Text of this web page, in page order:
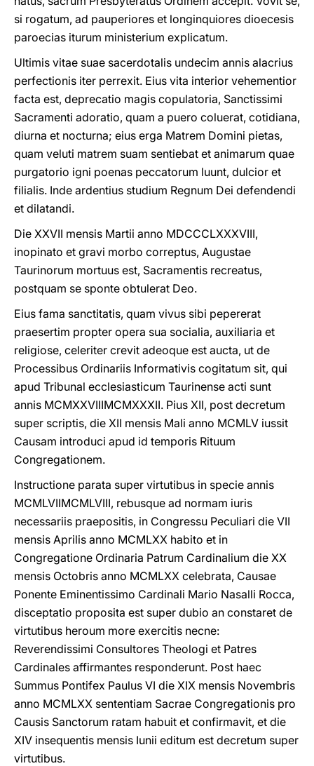
si rogatum, ad pauperiores et longinquiores dioecesis
paroecias iturum ministerium explicatum.
Ultimis vitae suae sacerdotalis undecim annis alacrius
perfectionis iter perrexit. Eius vita interior vehementior
facta est, deprecatio magis copulatoria, Sanctissimi
Sacramenti adoratio, quam a puero coluerat, cotidiana,
diurna et nocturna; eius erga Matrem Domini pietas,
quam veluti matrem suam sentiebat et animarum quae
purgatorio igni poenas peccatorum luunt, dulcior et
filialis. Inde ardentius studium Regnum Dei defendendi
et dilatandi.
Die XXVII mensis Martii anno MDCCCLXXXVIII,
inopinato et gravi morbo correptus, Augustae
Taurinorum mortuus est, Sacramentis recreatus,
postquam se sponte obtulerat Deo.
Eius fama sanctitatis, quam vivus sibi pepererat
praesertim propter opera sua socialia, auxiliaria et
religiose, celeriter crevit adeoque est aucta, ut de
Processibus Ordinariis Informativis cogitatum sit, qui
apud Tribunal ecclesiasticum Taurinense acti sunt
annis MCMXXVIII­MCMXXXII. Pius XII, post decretum
super scriptis, die XII mensis Mali anno MCMLV iussit
Causam introduci apud id temporis Rituum
Congregationem.
Instructione parata super virtutibus in specie annis
MCMLVII­MCMLVIII, rebusque ad normam iuris
necessariis praepositis, in Congressu Peculiari die VII
mensis Aprilis anno MCMLXX habito et in
Congregatione Ordinaria Patrum Cardinalium die XX
mensis Octobris anno MCMLXX celebrata, Causae
Ponente Eminentissimo Cardinali Mario Nasalli Rocca,
disceptatio proposita est super dubio an constaret de
virtutibus heroum more exercitis necne:
Reverendissimi Consultores Theologi et Patres
Cardinales affirmantes responderunt. Post haec
Summus Pontifex Paulus VI die XIX mensis Novembris
anno MCMLXX sententiam Sacrae Congregationis pro
Causis Sanctorum ratam habuit et confirmavit, et die
XIV insequentis mensis Iunii editum est decretum super
virtutibus.